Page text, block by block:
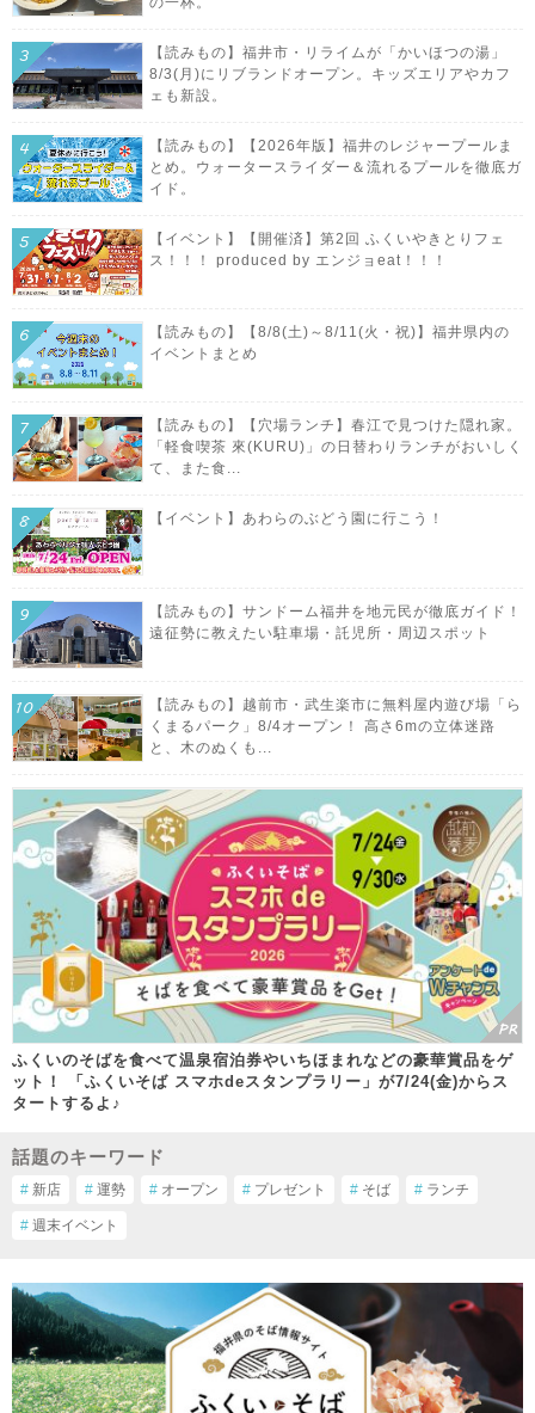
【読みもの】福井市・リライムが「かいほつの湯」
8/3(月)にリブランドオープン。キッズエリアやカフ
ェも新設。
【読みもの】【2026年版】福井のレジャープールま
とめ。ウォータースライダー＆流れるプールを徹底ガ
イド。
【イベント】【開催済】第2回 ふくいやきとりフェ
ス！！！ produced by エンジョeat！！！
【読みもの】【8/8(土)～8/11(火・祝)】福井県内の
イベントまとめ
【読みもの】【穴場ランチ】春江で見つけた隠れ家。
「軽食喫茶 來(KURU)」の日替わりランチがおいしく
て、また食...
【イベント】あわらのぶどう園に行こう！
【読みもの】サンドーム福井を地元民が徹底ガイド！
遠征勢に教えたい駐車場・託児所・周辺スポット
【読みもの】越前市・武生楽市に無料屋内遊び場「ら
くまるパーク」8/4オープン！ 高さ6mの立体迷路
と、木のぬくも...
ふくいのそばを食べて温泉宿泊券やいちほまれなどの豪華賞品をゲ
ット！ 「ふくいそば スマホdeスタンプラリー」が7/24(金)からス
タートするよ♪
話題のキーワード
# 新店 # 運勢 # オープン # プレゼント # そば # ランチ
# 週末イベント